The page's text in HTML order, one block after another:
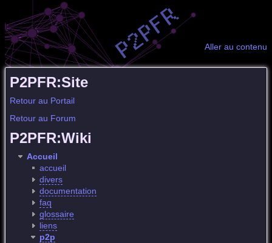
Aller au contenu
P2PFR:Site
Retour au Portail
Retour au Forum
P2PFR:Wiki
Accueil
accueil
divers
documentation
faq
glossaire
liens
p2p